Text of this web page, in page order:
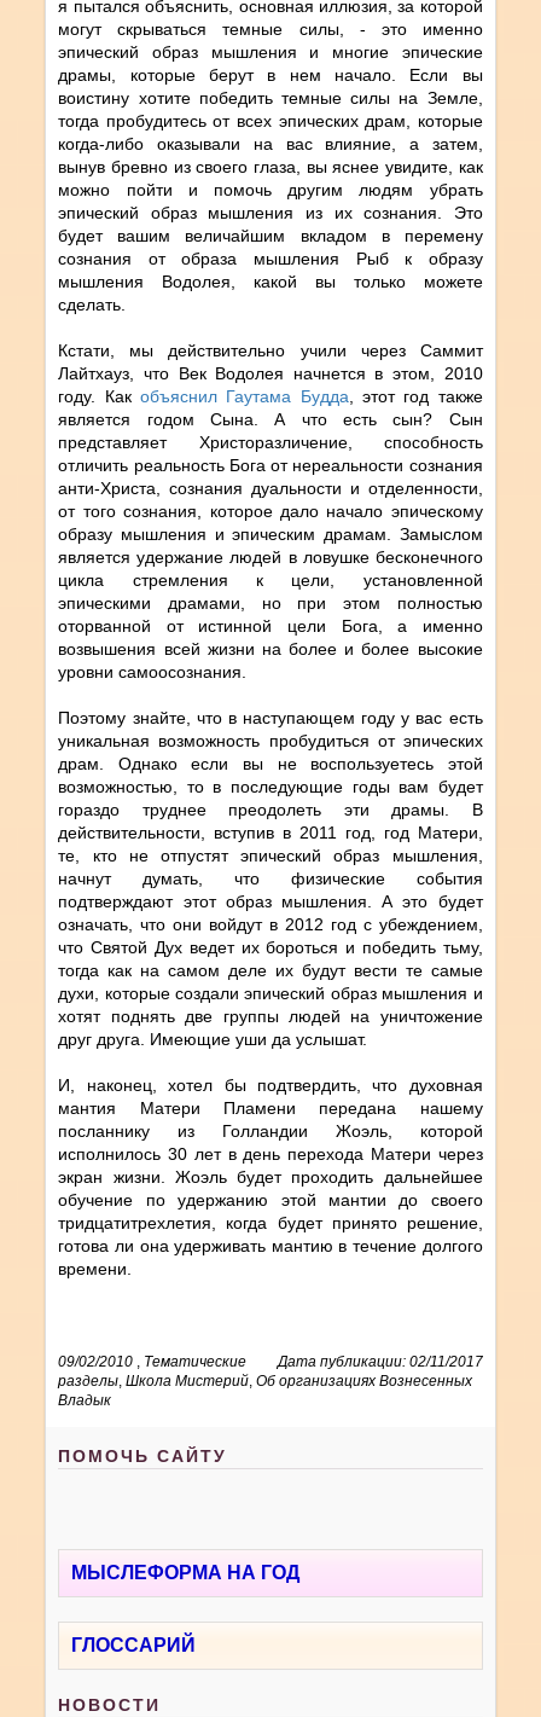
я пытался объяснить, основная иллюзия, за которой
могут скрываться темные силы, - это именно
эпический образ мышления и многие эпические
драмы, которые берут в нем начало. Если вы
воистину хотите победить темные силы на Земле,
тогда пробудитесь от всех эпических драм, которые
когда-либо оказывали на вас влияние, а затем,
вынув бревно из своего глаза, вы яснее увидите, как
можно пойти и помочь другим людям убрать
эпический образ мышления из их сознания. Это
будет вашим величайшим вкладом в перемену
сознания от образа мышления Рыб к образу
мышления Водолея, какой вы только можете
сделать.
Кстати, мы действительно учили через Саммит
Лайтхауз, что Век Водолея начнется в этом, 2010
году. Какобъяснил Гаутама Будда , этот год также
является годом Сына. А что есть сын? Сын
представляет Христоразличение, способность
отличить реальность Бога от нереальности сознания
анти-Христа, сознания дуальности и отделенности,
от того сознания, которое дало начало эпическому
образу мышления и эпическим драмам. Замыслом
является удержание людей в ловушке бесконечного
цикла стремления к цели, установленной
эпическими драмами, но при этом полностью
оторванной от истинной цели Бога, а именно
возвышения всей жизни на более и более высокие
уровни самоосознания.
Поэтому знайте, что в наступающем году у вас есть
уникальная возможность пробудиться от эпических
драм. Однако если вы не воспользуетесь этой
возможностью, то в последующие годы вам будет
гораздо труднее преодолеть эти драмы. В
действительности, вступив в 2011 год, год Матери,
те, кто не отпустят эпический образ мышления,
начнут думать, что физические события
подтверждают этот образ мышления. А это будет
означать, что они войдут в 2012 год с убеждением,
что Святой Дух ведет их бороться и победить тьму,
тогда как на самом деле их будут вести те самые
духи, которые создали эпический образ мышления и
хотят поднять две группы людей на уничтожение
друг друга. Имеющие уши да услышат.
И, наконец, хотел бы подтвердить, что духовная
мантия Матери Пламени передана нашему
посланнику из Голландии Жоэль, которой
исполнилось 30 лет в день перехода Матери через
экран жизни. Жоэль будет проходить дальнейшее
обучение по удержанию этой мантии до своего
тридцатитрехлетия, когда будет принято решение,
готова ли она удерживать мантию в течение долгого
времени.
09/02/2010 Дата публикации: 02/11/2017
Тематические
разделы ,Школа Мистерий ,Об организациях Вознесенных
Владык
ПОМОЧЬ САЙТУ
МЫСЛЕФОРМА НА ГОД
ГЛОССАРИЙ
НОВОСТИ